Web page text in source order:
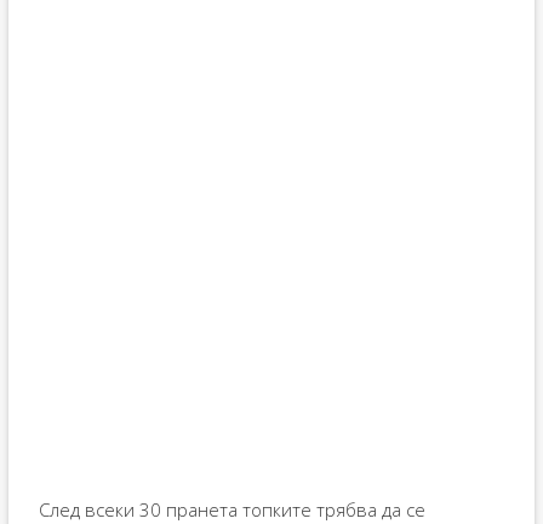
След всеки 30 пранета топките трябва да се